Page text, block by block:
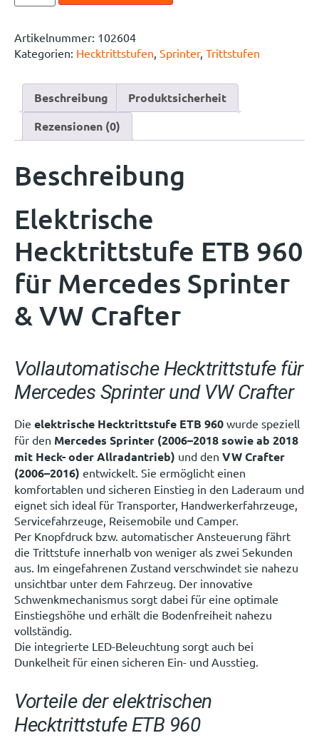
Artikelnummer: 102604
Kategorien: Hecktrittstufen, Sprinter, Trittstufen
Beschreibung
Produktsicherheit
Rezensionen (0)
Beschreibung
Elektrische
Hecktrittstufe ETB 960
für Mercedes Sprinter
& VW Crafter
Vollautomatische Hecktrittstufe für
Mercedes Sprinter und VW Crafter
Die elektrische Hecktrittstufe ETB 960 wurde speziell
für den Mercedes Sprinter (2006–2018 sowie ab 2018
mit Heck- oder Allradantrieb) und den VW Crafter
(2006–2016) entwickelt. Sie ermöglicht einen
komfortablen und sicheren Einstieg in den Laderaum und
eignet sich ideal für Transporter, Handwerkerfahrzeuge,
Servicefahrzeuge, Reisemobile und Camper.
Per Knopfdruck bzw. automatischer Ansteuerung fährt
die Trittstufe innerhalb von weniger als zwei Sekunden
aus. Im eingefahrenen Zustand verschwindet sie nahezu
unsichtbar unter dem Fahrzeug. Der innovative
Schwenkmechanismus sorgt dabei für eine optimale
Einstiegshöhe und erhält die Bodenfreiheit nahezu
vollständig.
Die integrierte LED-Beleuchtung sorgt auch bei
Dunkelheit für einen sicheren Ein- und Ausstieg.
Vorteile der elektrischen
Hecktrittstufe ETB 960